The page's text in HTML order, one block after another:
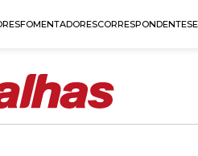
FOMENTADORESCORRESPONDENTES